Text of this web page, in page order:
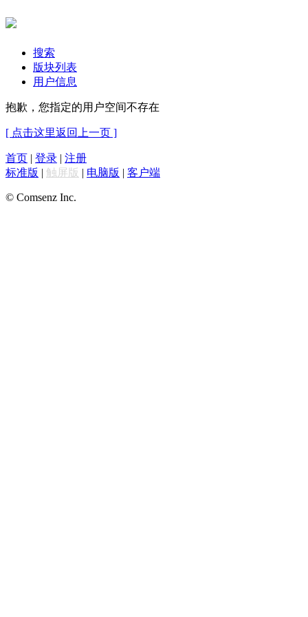
搜索
版块列表
用户信息
抱歉，您指定的用户空间不存在
[ 点击这里返回上一页 ]
首页 | 登录 | 注册
标准版 | 触屏版 | 电脑版 | 客户端
© Comsenz Inc.